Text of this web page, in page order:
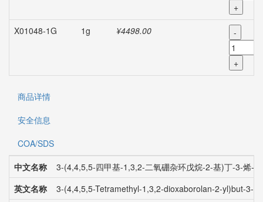
+
X01048-1G
1g ¥4498.00 -
+
商品详情
安全信息
COA/SDS
中文名称
3-(4,4,5,5-四甲基-1,3,2-二氧硼杂环戊烷-2-基)丁-3-烯-
英文名称
3-(4,4,5,5-Tetramethyl-1,3,2-dioxaborolan-2-yl)but-3-